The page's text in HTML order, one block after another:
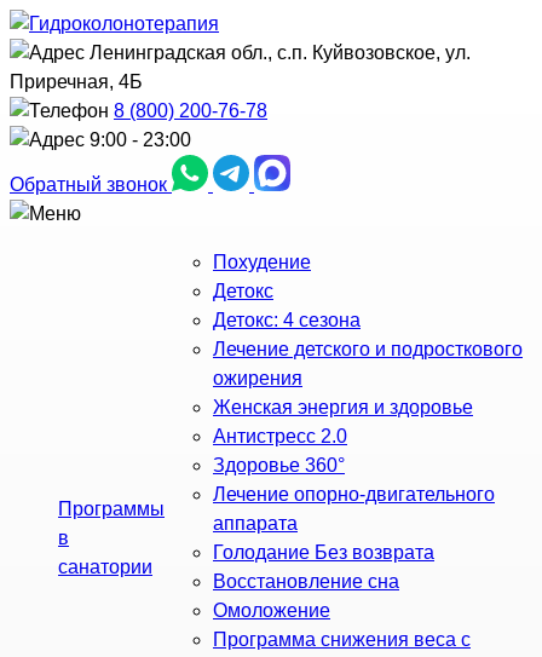
Ленинградская обл., с.п. Куйвозовское, ул.
Приречная, 4Б
8 (800) 200-76-78
9:00 - 23:00
Обратный звонок
Программы
в
санатории
Похудение
Детокс
Детокс: 4 сезона
Лечение детского и подросткового
ожирения
Женская энергия и здоровье
Антистресс 2.0
Здоровье 360°
Лечение опорно-двигательного
аппарата
Голодание Без возврата
Восстановление сна
Омоложение
Программа снижения веса с